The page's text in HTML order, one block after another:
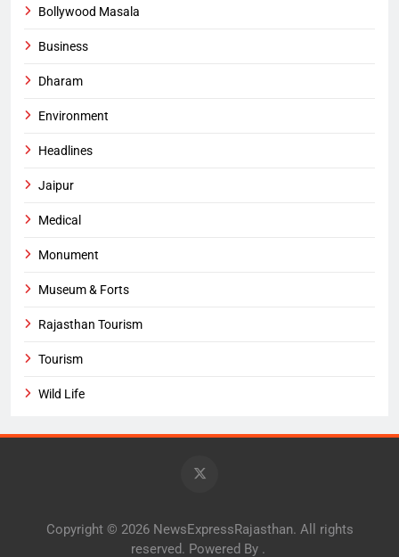
Bollywood Masala
Business
Dharam
Environment
Headlines
Jaipur
Medical
Monument
Museum & Forts
Rajasthan Tourism
Tourism
Wild Life
Copyright © 2026 NewsExpressRajasthan. All rights
reserved. Powered By .